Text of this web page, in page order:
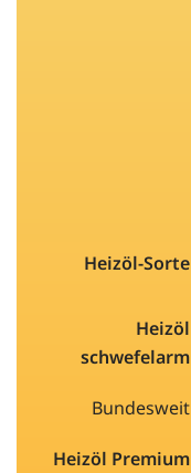
Heizöl-Sorte
Heizöl
schwefelarm
Bundesweit
Heizöl Premium